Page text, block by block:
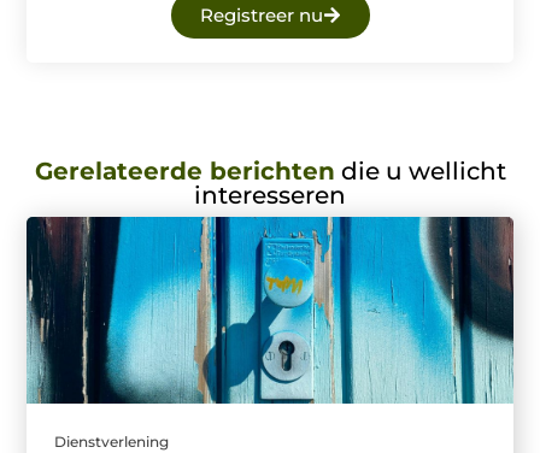
Registreer nu
Gerelateerde berichten die u wellicht
interesseren
Dienstverlening